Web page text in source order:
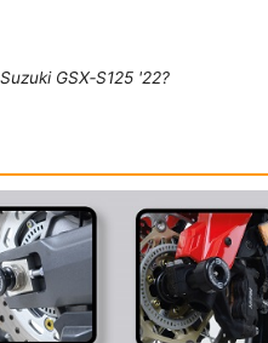
GSX‑S125 '22?